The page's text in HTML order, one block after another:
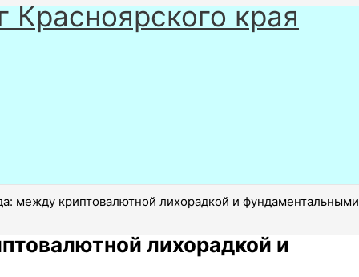
Красноярского края
между криптовалютной лихорадкой и
лихорадкой и